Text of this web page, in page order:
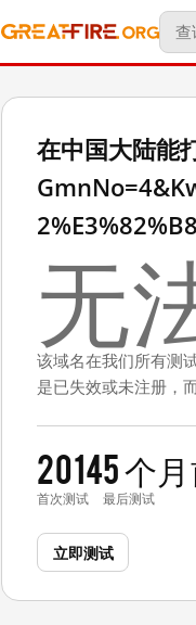
在中国大陆
无
该域名在我们所有测
是已失效或未注册，
2014
首次测试
5 个
最后测试
立即测试